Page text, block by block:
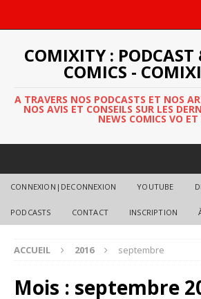
COMIXITY : PODCAST
COMICS -
A TRAVERS NOS PODCASTS ET NOS
NOS AVIS ET CONSEILS SUR LES
NEWS COMICS VO ET
CONNEXION|DECONNEXION YOUTUBE
PODCASTS CONTACT INSCRIPTION
ACCUEIL 2016 septembre
Mois : septembre